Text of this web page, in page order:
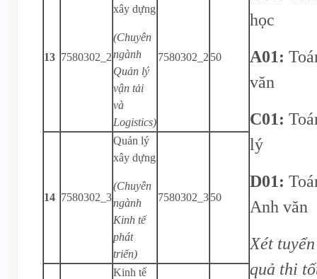
học
A01:
văn
C01:
lý
D01:
Anh văn
Xét
quả thi
13 7580302_2
xây dựng
(Chuyên
ngành
Quản lý
vận tải
và
Logistics)
7580302_2 50
14 7580302_3
Quản lý
xây dựng
(Chuyên
ngành
Kinh tế
phát
triển)
7580302_350
Kinh tế